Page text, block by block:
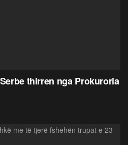
thirren nga Prokuroria